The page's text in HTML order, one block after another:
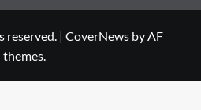
reserved. | CoverNews by AF
themes.